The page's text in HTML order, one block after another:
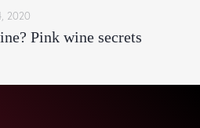
2020
Pink wine secrets